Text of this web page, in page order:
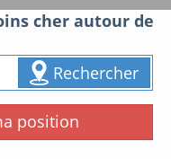
cher autour de
Rechercher
position